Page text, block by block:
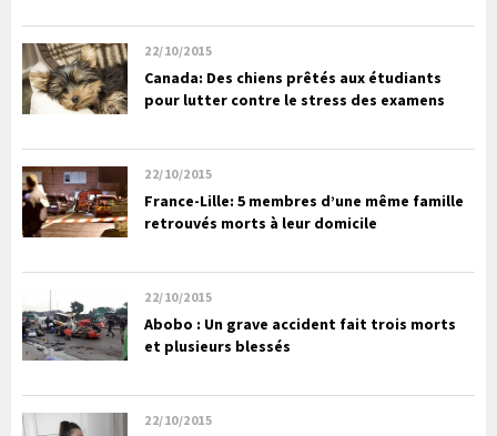
22/10/2015
Canada: Des chiens prêtés aux étudiants
pour lutter contre le stress des examens
22/10/2015
France-Lille: 5 membres d’une même famille
retrouvés morts à leur domicile
22/10/2015
Abobo : Un grave accident fait trois morts
et plusieurs blessés
22/10/2015